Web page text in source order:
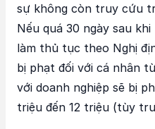
sự không còn truy cứu
Nếu quá 30 ngày sau
làm thủ tục theo Nghị
bị phạt đối với cá nhân
với doanh nghiệp sẽ bị
triệu đến 12 triệu (tùy